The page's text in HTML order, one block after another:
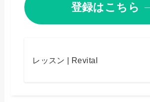
登録はこちら
レッスン | Revital